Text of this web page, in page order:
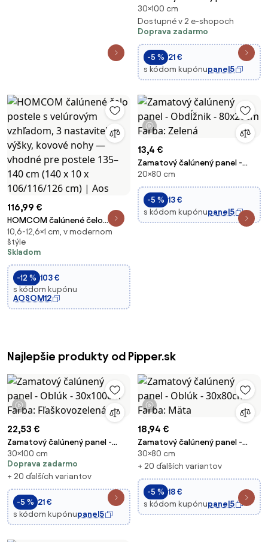
Oblúk - 30x100cm Farba: Šedá
30×100 cm
Dostupné v 2 e-shopoch
Doprava zadarmo
-5 % 21 €
s kódom kupónupanel5
116,99 €
HOMCOM čalúnené čelo
postele s velúrovým vzhľadom,
3 nastaviteľné výšky, kovové
nohy — vhodné pre postele
135–140 cm (140 x 10 x
106/116/126 cm) | Aos
10,6-12,6×1 cm, v modernom
štýle
Skladom
-12 % 103 €
s kódom kupónu
AOSOM12
1 video
13,4 €
Zamatový čalúnený panel -
Obdĺžnik - 80x20cm Farba:
Zelená
20×80 cm
-5 % 13 €
s kódom kupónupanel5
Najlepšie produkty od Pipper.sk
1 video
22,53 €
Zamatový čalúnený panel -
Oblúk - 30x100cm Farba:
Fľaškovozelená
30×100 cm
Doprava zadarmo
+ 20 ďalších variantov
-5 % 21 €
s kódom kupónupanel5
1 video
18,94 €
Zamatový čalúnený panel -
Oblúk - 30x80cm Farba: Mäta
30×80 cm
+ 20 ďalších variantov
-5 % 18 €
s kódom kupónupanel5